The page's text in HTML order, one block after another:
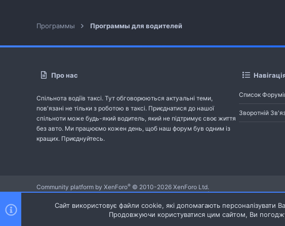
Программы Программы для водителей
Про нас
Спільнота водіїв таксі. Тут обговорюються актуальні теми,
пов'язані не тільки з роботою в таксі. Приєднатися до нашої
спільноти може будь-який водитель, який не підтримує своє життя
без авто. Ми працюємо кожен день, щоб наш форум був одним із
кращих. Приєднуйтесь.
Список
Зворотній
Українська (UA)
Community platform by XenForo® © 2010-2026 XenForo Ltd.
Community platform by XenForo © 2010-2022 XenForo Ltd. | dev:Pages
Сайт використовує файли cookie, які допомагають персоналізувати
Продовжуючи користуватися цим сайтом, Ви